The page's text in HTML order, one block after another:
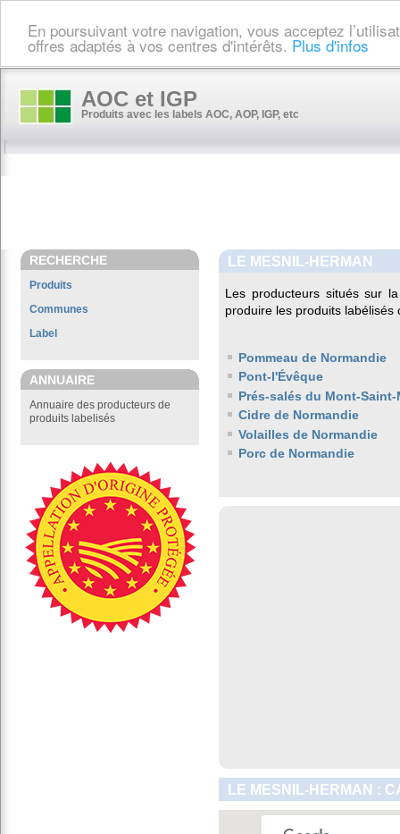
En poursuivant votre navigation, vous acceptez
offres adaptés à vos centres d'intérêts. Plus d'infos
AOC et IGP
Produits avec les labels AOC, AOP, IGP, etc
RECHERCHE
Produits
Communes
Label
ANNUAIRE
Annuaire des producteurs de
produits labelisés
LE MESNIL-HERMAN
Les producteurs situés sur
produire les produits labélisés
Pommeau de Normandie
Pont-l'Évêque
Prés-salés du Mont-
Cidre de Normandie
Volailles de Normandie
Porc de Normandie
LE MESNIL-HERMAN :